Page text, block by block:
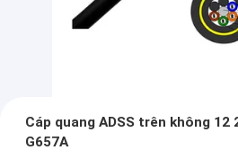
Cáp quang ADSS trên không 12
G657A